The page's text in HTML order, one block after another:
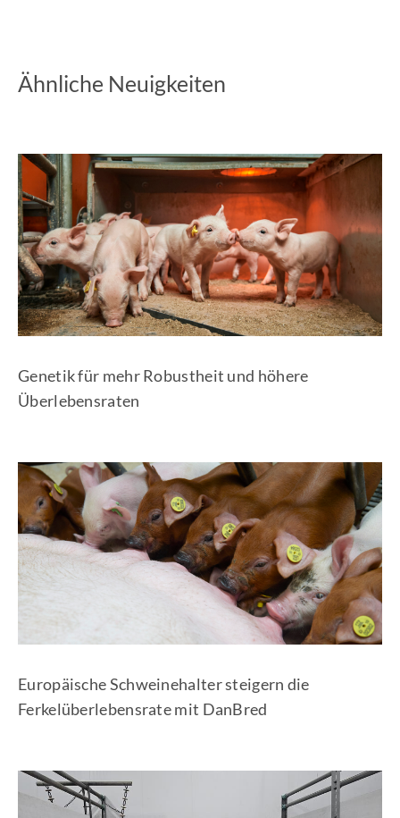
Ähnliche Neuigkeiten
Genetik für mehr Robustheit und höhere
Überlebensraten
Europäische Schweinehalter steigern die
Ferkelüberlebensrate mit DanBred